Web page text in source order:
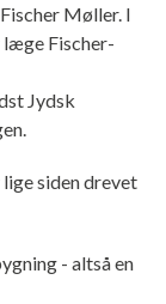
Møller. I
læge Fischer-
Jydsk
siden drevet
- altså en